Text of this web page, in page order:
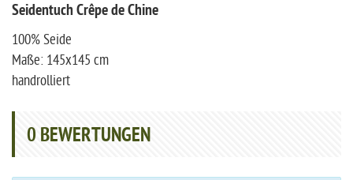
Seidentuch Crêpe de Chine
100% Seide
Maße: 145x145 cm
handrolliert
0 BEWERTUNGEN